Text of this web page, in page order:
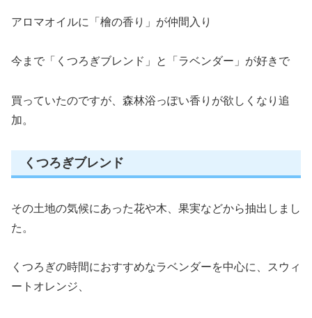
アロマオイルに「檜の香り」が仲間入り
今まで「くつろぎブレンド」と「ラベンダー」が好きで
買っていたのですが、森林浴っぽい香りが欲しくなり追
加。
くつろぎブレンド
その土地の気候にあった花や木、果実などから抽出しまし
た。
くつろぎの時間におすすめなラベンダーを中心に、スウィ
ートオレンジ、